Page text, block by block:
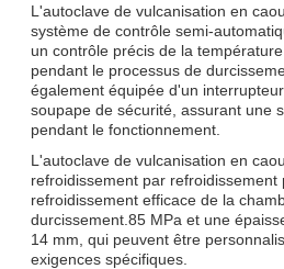
L'autoclave de vulcanisation en
système de contrôle semi-
un contrôle précis de la
pendant le processus de
également équipée d'un
soupape de sécurité, assurant une
pendant le fonctionnement.
L'autoclave de vulcanisation en
refroidissement par refroidissement
refroidissement efficace de la
durcissement.85 MPa et une
14 mm, qui peuvent être
exigences spécifiques.